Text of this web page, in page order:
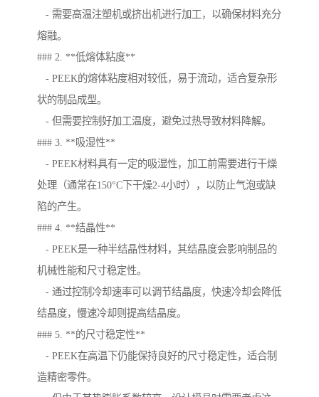
- 需要高温注塑机或挤出机进行加工，以确保材料充分
熔融。
### 2. **低熔体粘度**
- PEEK的熔体粘度相对较低，易于流动，适合复杂形
状的制品成型。
- 但需要控制好加工温度，避免过热导致材料降解。
### 3. **吸湿性**
- PEEK材料具有一定的吸湿性，加工前需要进行干燥
处理（通常在150°C下干燥2-4小时），以防止气泡或缺
陷的产生。
### 4. **结晶性**
- PEEK是一种半结晶性材料，其结晶度会影响制品的
机械性能和尺寸稳定性。
- 通过控制冷却速率可以调节结晶度，快速冷却会降低
结晶度，慢速冷却则提高结晶度。
### 5. **的尺寸稳定性**
- PEEK在高温下仍能保持良好的尺寸稳定性，适合制
造精密零件。